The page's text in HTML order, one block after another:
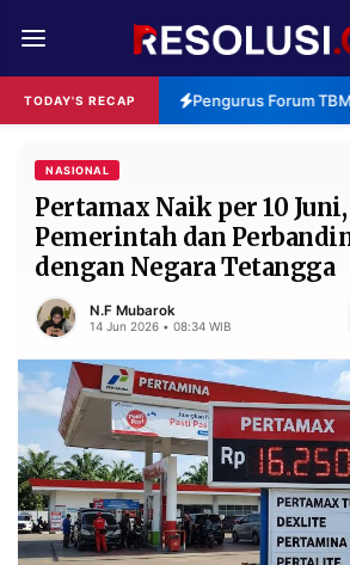
TODAY'S RECAP Pengurus Forum
REDAKSI TENTANG
RESOLUSI IKLAN
RUBRIKASI
EDITORIAL AKSARA
FINANSIA PERSONA
DAERAH NASIONAL
MANCA SPORT
INFORMASI
PRIVACY
POLICY
BERITA
WARGA
NASIONAL
Pertamax Naik per 10
Pemerintah dan
dengan Negara Tetangga
N.F Mubarok
14 Jun 2026 • 08:34 WIB